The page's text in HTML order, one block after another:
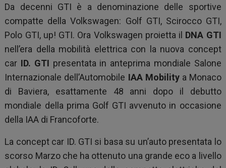
Da decenni GTI è a denominazione delle sportive
compatte della Volkswagen: Golf GTI, Scirocco GTI,
Polo GTI, up! GTI. Ora Volkswagen proietta il DNA GTI
nell’era della mobilità elettrica con la nuova concept
car ID. GTI presentata in anteprima mondiale Salone
Internazionale dell’Automobile IAA Mobilitya Monaco
di Baviera, esattamente 48 anni dopo il debutto
mondiale della prima Golf GTI avvenuto in occasione
della IAA di Francoforte.
La concept car ID. GTI si basa su un’auto presentata lo
scorso Marzo che ha ottenuto una grande eco a livello